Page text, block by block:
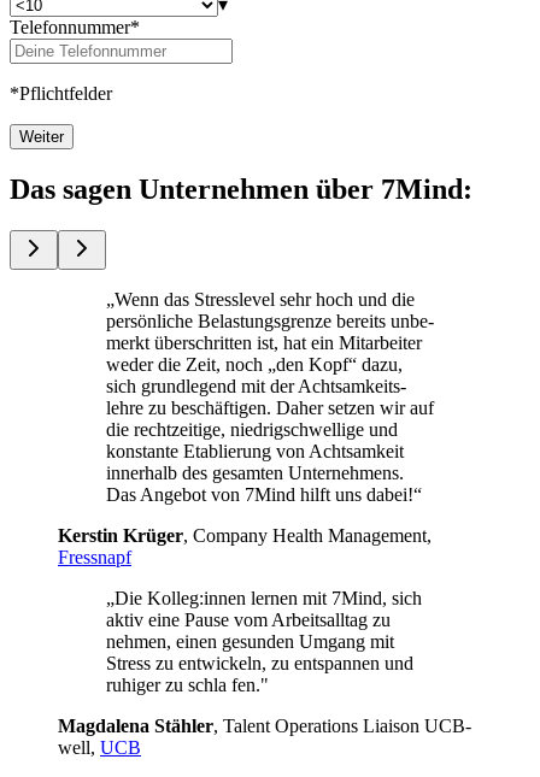
▾
Telefonnummer*
*Pflichtfelder
Weiter
Das sagen Unternehmen über 7Mind:
„Wenn das Stress­le­vel sehr hoch und die
per­sön­li­che Belas­tungs­grenze bereits unbe­
merkt über­schrit­ten ist, hat ein Mit­ar­bei­ter
weder die Zeit, noch „den Kopf“ dazu,
sich grund­le­gend mit der Acht­sam­keits­
lehre zu beschäf­ti­gen. Daher setzen wir auf
die recht­zei­tige, nied­rig­schwel­lige und
kon­stante Eta­blie­rung von Acht­sam­keit
inner­halb des gesam­ten Unterneh­mens.
Das Ange­bot von 7Mind hilft uns dabei!“
Kers­tin Krüger, Com­pany Health Manage­ment,
Fressnapf
„Die Kolleg:innen lernen mit 7Mind, sich
aktiv eine Pause vom Arbeitsalltag zu
nehmen, einen gesunden Umgang mit
Stress zu entwickeln, zu entspannen und
ruhiger zu schla fen."
Mag­da­lena Stäh­ler, Talent Operations Liaison UCB­
well, UCB